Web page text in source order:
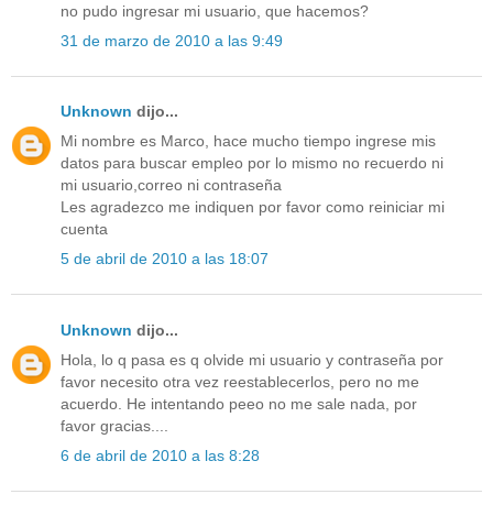
no pudo ingresar mi usuario, que hacemos?
31 de marzo de 2010 a las 9:49
Unknown dijo...
Mi nombre es Marco, hace mucho tiempo ingrese mis
datos para buscar empleo por lo mismo no recuerdo ni
mi usuario,correo ni contraseña
Les agradezco me indiquen por favor como reiniciar mi
cuenta
5 de abril de 2010 a las 18:07
Unknown dijo...
Hola, lo q pasa es q olvide mi usuario y contraseña por
favor necesito otra vez reestablecerlos, pero no me
acuerdo. He intentando peeo no me sale nada, por
favor gracias....
6 de abril de 2010 a las 8:28